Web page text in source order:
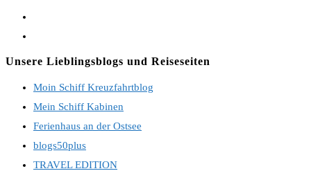
tab
new
tab
Unsere Lieblingsblogs und Reiseseiten
Moin Schiff Kreuzfahrtblog
Mein Schiff Kabinen
Ferienhaus an der Ostsee
blogs50plus
TRAVEL EDITION